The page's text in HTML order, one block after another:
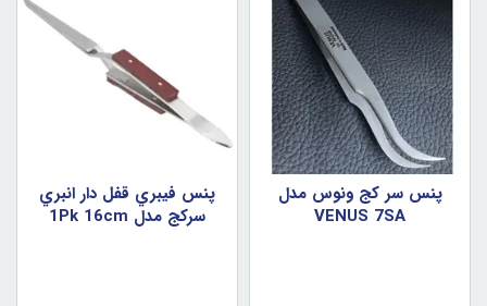
پنس سر کج ونوس مدل
VENUS 7SA
پنس فيبري قفل دار انبري
سرکج مدل 1Pk 16cm